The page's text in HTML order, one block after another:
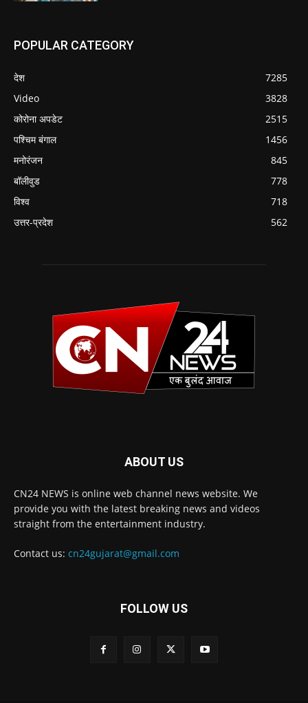
POPULAR CATEGORY
देश
7285
Video
3828
कोरोना अपडेट
2515
पश्चिम बंगाल
1456
मनोरंजन
845
बॉलीवुड
778
विश्व
718
उत्तर-प्रदेश
562
ABOUT US
CN24 NEWS is online web channel news website. We
provide you with the latest breaking news and videos
straight from the entertainment industry.
Contact us: cn24gujarat@gmail.com
FOLLOW US